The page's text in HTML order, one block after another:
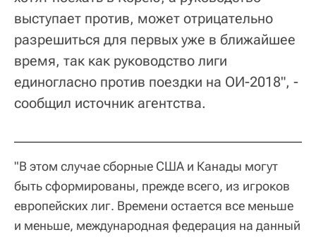
выступает против, может отрицательно
разрешиться для первых уже в ближайшее
время, так как руководство лиги
единогласно против поездки на ОИ-2018", -
сообщил источник агентства.
"В этом случае сборные США и Канады могут
быть сформированы, прежде всего, из игроков
европейских лиг. Времени остается все меньше
и меньше, международная федерация на данный